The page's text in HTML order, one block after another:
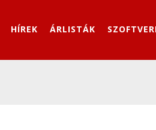
HÍREK ÁRLISTÁK